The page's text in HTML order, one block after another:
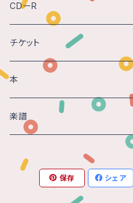
CDーR
チケット
Gasparo -時の砂 - 2018@神戸
本
楽譜
保存 シェア